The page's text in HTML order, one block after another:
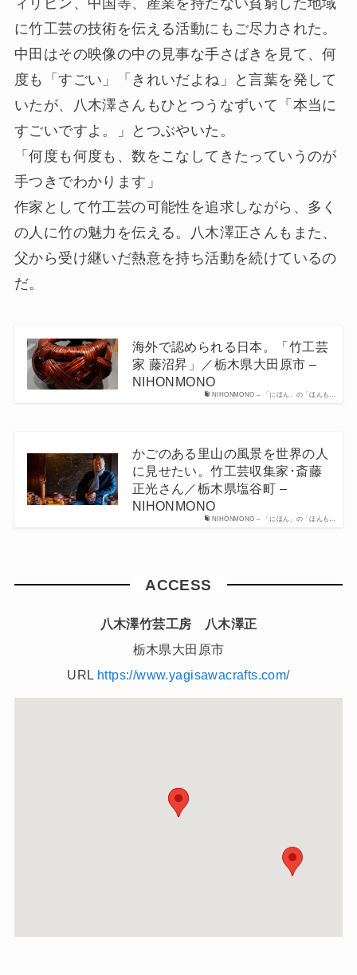
に竹工芸の技術を伝える活動にもご尽力された。
中田はその映像の中の見事な手さばきを見て、何
度も「すごい」「きれいだよね」と言葉を発して
いたが、八木澤さんもひとつうなずいて「本当に
すごいですよ。」とつぶやいた。
「何度も何度も、数をこなしてきたっていうのが
手つきでわかります」
作家として竹工芸の可能性を追求しながら、多く
の人に竹の魅力を伝える。八木澤正さんもまた、
父から受け継いだ熱意を持ち活動を続けているの
だ。
NIHONMONO – 「にほん」の「ほんも…
海外で認められる日本。「竹工芸
家 藤沼昇」／栃木県大田原市 –
NIHONMONO
NIHONMONO – 「にほん」の「ほんも…
かごのある里山の風景を世界の人
に見せたい。竹工芸収集家･斎藤
正光さん／栃木県塩谷町 –
NIHONMONO
ACCESS
八木澤竹芸工房 八木澤正
栃木県大田原市
URL https://www.yagisawacrafts.com/